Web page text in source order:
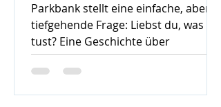
Parkbank stellt eine einfache, aber
tiefgehende Frage: Liebst du, was du
tust? Eine Geschichte über
Gedanken, Mut und den ersten
Schritt zur Veränderung.